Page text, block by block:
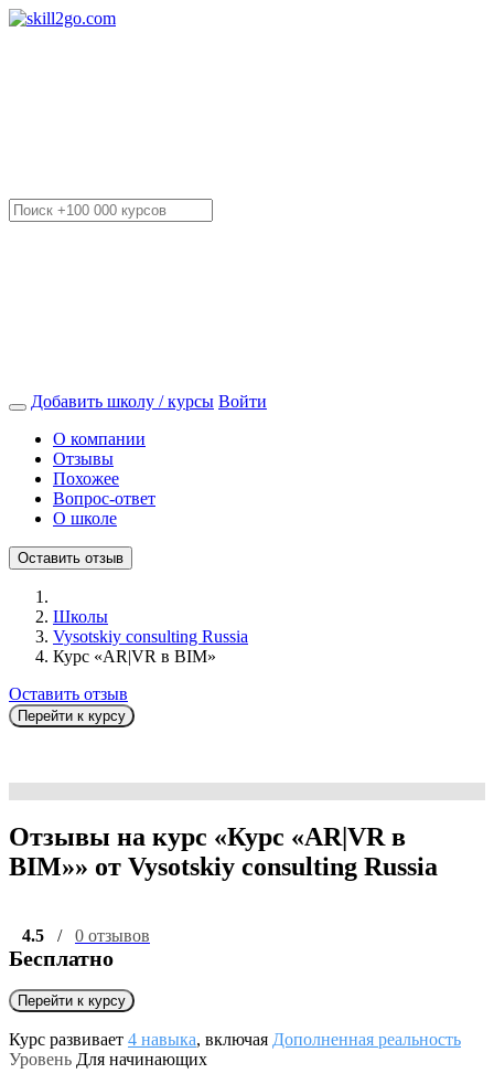
Добавить школу / курсы Войти
О компании
Отзывы
Похожее
Вопрос-ответ
О школе
Оставить отзыв
Школы
Vysotskiy consulting Russia
Курс «AR|VR в BIM»
Оставить отзыв
Перейти к курсу
Отзывы на курс «Курс «AR|VR в
BIM»» от Vysotskiy consulting Russia
4.5 / 0 отзывов
Бесплатно
Перейти к курсу
Курс развивает 4 навыка, включая Дополненная реальность
Уровень Для начинающих